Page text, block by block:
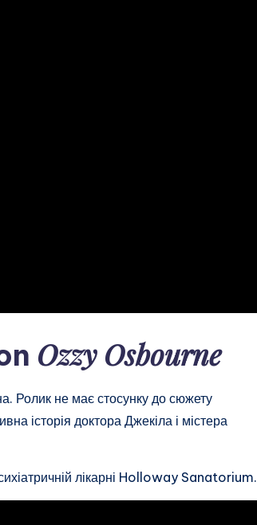
Ozzy Osbourne
Ролик не має стосунку до сюжету
історія доктора Джекіла і містера
лікарні Holloway Sanatorium.